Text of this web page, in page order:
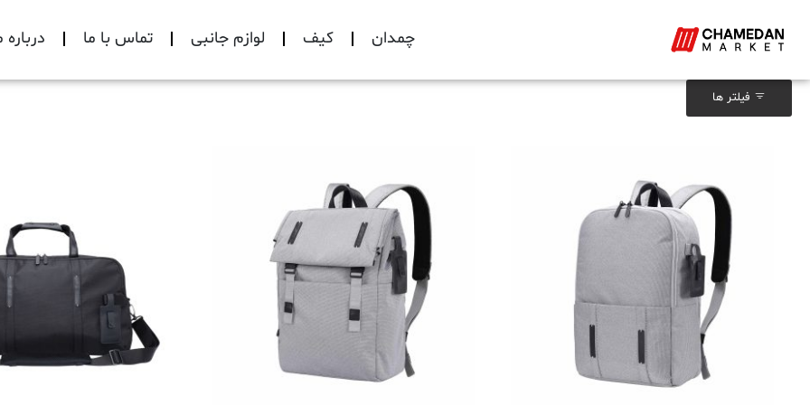
چمدان کیف لوازم جانبی تماس با ما درباره
فیلتر ها